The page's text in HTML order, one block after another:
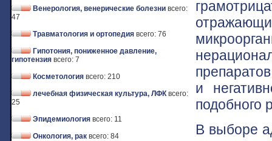
Венерология, венерические болезни всего:
47
Травматология и ортопедия всего: 76
Гипотония, пониженное давление,
гипотензия всего: 7
Косметология всего: 210
лечебная физическая культура, ЛФК всего:
25
Эпидемиология всего: 11
Онкология, рак всего: 84
и
подобного
В выборе